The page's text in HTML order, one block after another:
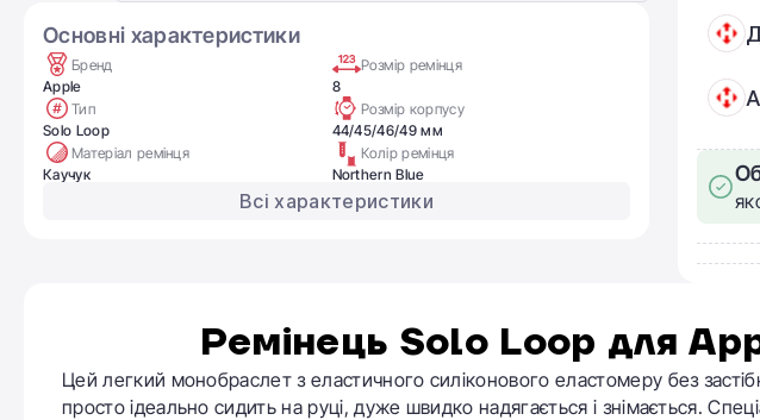
Основні характеристики
Бренд
Apple
Розмір ремінця
8
Тип
Solo Loop
Розмір корпусу
44/45/46/49 мм
Матеріал ремінця
Каучук
Колір ремінця
Northern Blue
Всі характеристики
Ремінець Solo Loop для
Цей легкий монобраслет з еластичного силіконового еластомеру без
просто ідеально сидить на руці, дуже швидко надягається і знімається.